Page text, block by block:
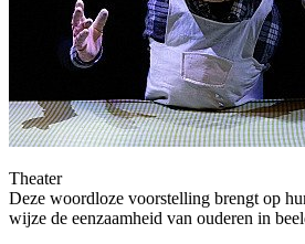
Theater
Deze woordloze voorstelling brengt op
wijze de eenzaamheid van ouderen in